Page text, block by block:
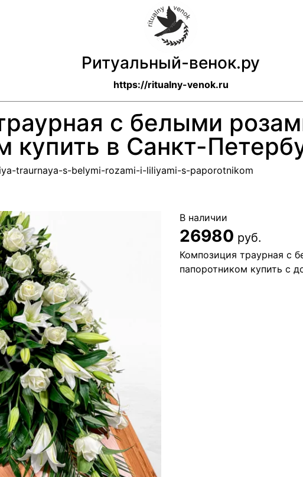
Ритуальный-венок.ру
https://ritualny-venok.ru
с белыми
купить в Санкт-
traurnaya-s-belymi-rozami-i-liliyami-s-paporotnikom
В наличии
26980 руб.
Композиция траурная с
папоротником купить с